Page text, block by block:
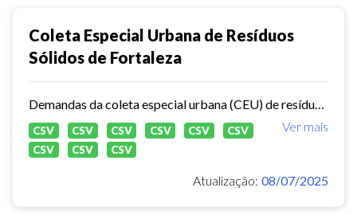
Coleta Especial Urbana de Resíduos
Sólidos de Fortaleza
Ver mais
CSV CSV CSV CSV CSV
CSV
CSV
CSV CSV
Atualização: 08/07/2025